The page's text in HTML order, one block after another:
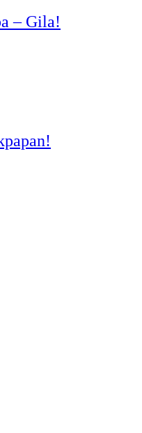
– Gila!